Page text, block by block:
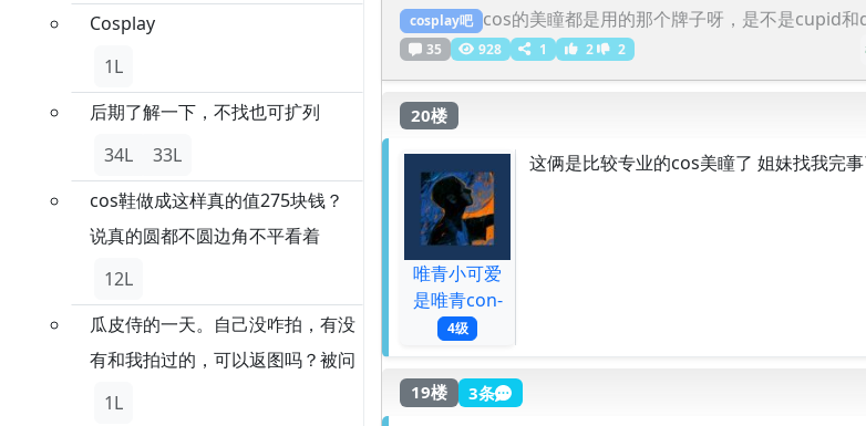
Cosplay
1L
后期了解一下，不找也可扩列
34L
33L
cos鞋做成这样真的值275块钱？
说真的圆都不圆边角不平看着
12L
瓜皮侍的一天。自己没咋拍，有没
有和我拍过的，可以返图吗？被问
1L
cosplay吧 cos的美瞳都是用的那个牌子呀，是不是cupid和
35
928 1 2 2
20楼
唯青小可爱
是唯青con-
4级
这俩是比较专业的cos美瞳了 姐妹找我完
19楼 3条